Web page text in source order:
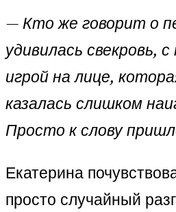
— Кто же говорит о
удивилась свекровь,
игрой на лице,
казалась слишком
Просто к слову
Екатерина
просто случайный